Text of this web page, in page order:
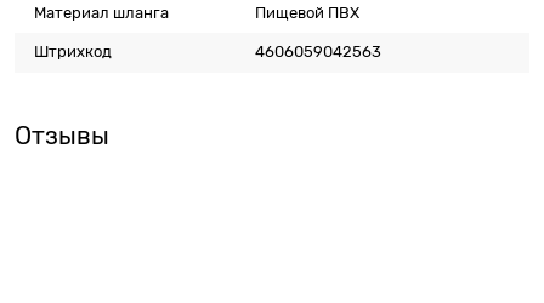
Материал шланга Пищевой ПВХ
Штрихкод 4606059042563
Отзывы